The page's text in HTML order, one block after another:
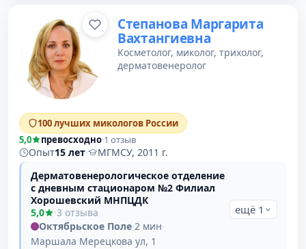
Степанова Маргарита
Вахтангиевна
Косметолог, миколог, трихолог,
дерматовенеролог
100 лучших микологов России
5,0
превосходно·1 отзыв
Опыт15 лет·
МГМСУ, 2011 г.
Дерматовенерологическое отделение
с дневным стационаром №2 Филиал
Хорошевский МНПЦДК
5,0
·3 отзыва
Октябрьское Поле·2 мин·
Маршала Мерецкова ул, 1
ещё 1